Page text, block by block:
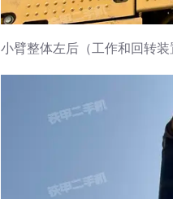
小臂整体左后（工作和回转装